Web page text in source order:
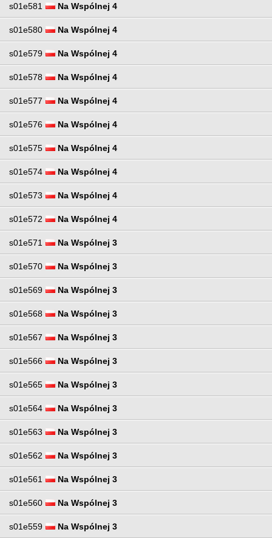
s01e581 Na Wspólnej 4
s01e580 Na Wspólnej 4
s01e579 Na Wspólnej 4
s01e578 Na Wspólnej 4
s01e577 Na Wspólnej 4
s01e576 Na Wspólnej 4
s01e575 Na Wspólnej 4
s01e574 Na Wspólnej 4
s01e573 Na Wspólnej 4
s01e572 Na Wspólnej 4
s01e571 Na Wspólnej 3
s01e570 Na Wspólnej 3
s01e569 Na Wspólnej 3
s01e568 Na Wspólnej 3
s01e567 Na Wspólnej 3
s01e566 Na Wspólnej 3
s01e565 Na Wspólnej 3
s01e564 Na Wspólnej 3
s01e563 Na Wspólnej 3
s01e562 Na Wspólnej 3
s01e561 Na Wspólnej 3
s01e560 Na Wspólnej 3
s01e559 Na Wspólnej 3